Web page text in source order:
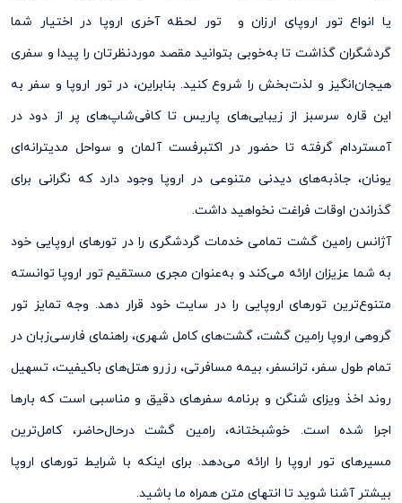
یا انواع تور اروپای ارزان و تور لحظه آخری اروپا در اختیار شما
گردشگران گذاشت تا به‌خوبی بتوانید مقصد مورد‌نظرتان را پیدا و سفری
هیجان‌انگیز و لذت‌بخش را شروع کنید. بنابراین، در تور اروپا و سفر به
این قاره سرسبز از زیبایی‌های پاریس تا کافی‌شاپ‌های پر از دود در
آمستردام گرفته تا حضور در اکتبرفست آلمان و سواحل مدیترانه‌ای
یونان، جاذبه‌های دیدنی متنوعی در اروپا وجود دارد که نگرانی برای
گذراندن اوقات فراغت نخواهید داشت.
آژانس رامین گشت تمامی ‌خدمات گردشگری را در تورهای اروپایی خود
به شما عزیزان ارائه می‌کند و به‌عنوان مجری مستقیم تور اروپا توانسته
متنوع‌ترین تورهای اروپایی را در سایت خود قرار دهد. وجه تمایز تور
گروهی اروپا رامین گشت، گشت‌های کامل شهری، راهنمای فارسی‌زبان در
تمام طول سفر، ترانسفر، بیمه مسافرتی، رزرو هتل‌های باکیفیت، تسهیل
روند اخذ ویزای شنگن و برنامه ‌سفرهای دقیق و مناسبی است که بارها
اجرا شده است. خوشبختانه، رامین گشت درحال‌حاضر، کامل‌ترین
مسیر‌های تور اروپا را ارائه می‌دهد. برای اینکه با شرایط تورهای اروپا
بیشتر آشنا شوید تا انتهای متن همراه ما باشید.